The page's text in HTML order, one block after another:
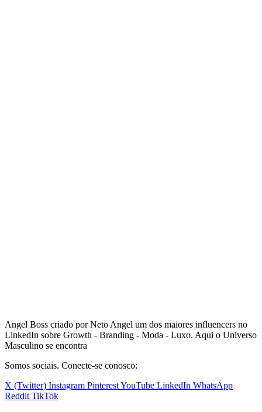
Angel Boss criado por Neto Angel um dos maiores influencers no
LinkedIn sobre Growth - Branding - Moda - Luxo. Aqui o Universo
Masculino se encontra
Somos sociais. Conecte-se conosco:
X (Twitter) Instagram PinterestYouTube LinkedIn WhatsApp
Reddit TikTok